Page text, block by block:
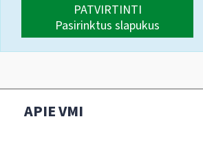
PATVIRTINTI
Pasirinktus slapukus
APIE VMI